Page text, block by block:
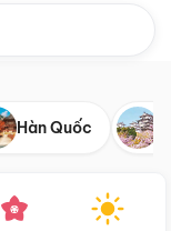
Hàn Quốc